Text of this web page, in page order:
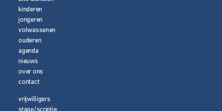
kinderen
jongeren
volwassenen
ouderen
agenda
nieuws
over ons
contact
vrijwilligers